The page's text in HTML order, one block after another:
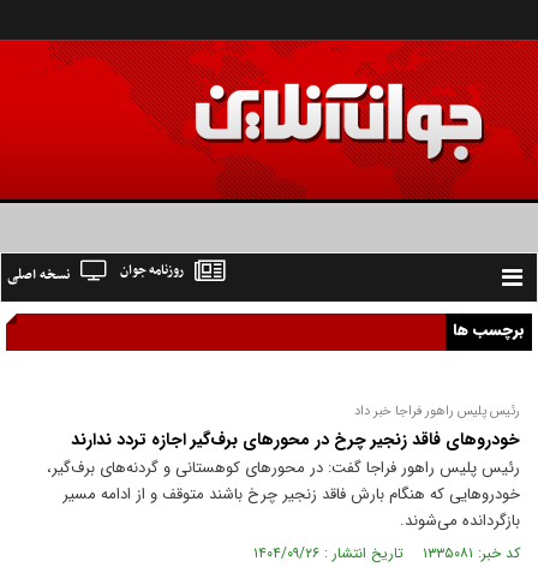
Toggle
navigation
نسخه اصلی روزنامه جوان
برچسب ها
رئیس پلیس راهور فراجا خبر داد
خودروهای فاقد زنجیر چرخ در محورهای برف‌گیر اجازه تردد ندارند
رئیس پلیس راهور فراجا گفت: در محورهای کوهستانی و گردنه‌های برف‌گیر،
خودروهایی که هنگام بارش فاقد زنجیر چرخ باشند متوقف و از ادامه مسیر
بازگردانده می‌شوند.
کد خبر: ۱۳۳۵۰۸۱ تاریخ انتشار : ۱۴۰۴/۰۹/۲۶